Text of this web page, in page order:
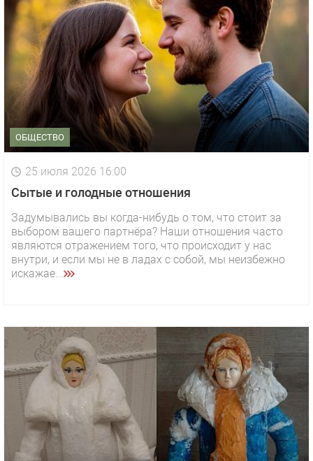
ОБЩЕСТВО
25 июля 2026 16:00
Сытые и голодные отношения
Задумывались вы когда-нибудь о том, что стоит за
выбором вашего партнёра? Наши отношения часто
являются отражением того, что происходит у нас
внутри, и если мы не в ладах с собой, мы неизбежно
искажае...